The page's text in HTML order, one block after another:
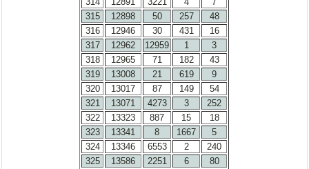
315
12898 50 257
48
316
12946 30 431
16
317
12962 12959 1
3
318
12965 71 182
43
319
13008 21 619
9
320
13017 87 149
54
321
13071 4273 3
252
322
13323 887 15
18
323
13341 8 1667
5
324
13346 6553 2
240
325
13586 2251 6
80